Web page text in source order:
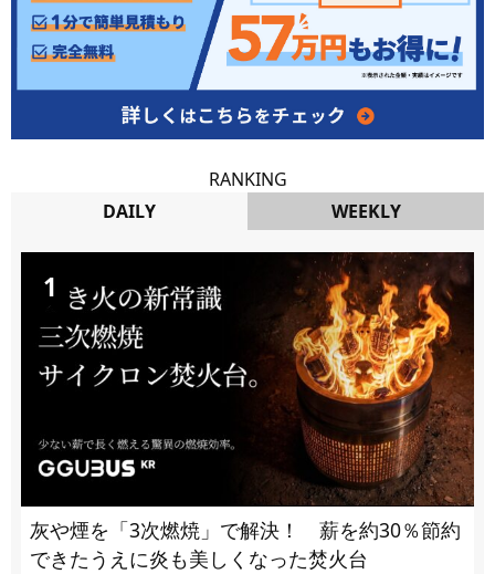
RANKING
DAILY
WEEKLY
灰や煙を「3次燃焼」で解決！ 薪を約30％節約
できたうえに炎も美しくなった焚火台